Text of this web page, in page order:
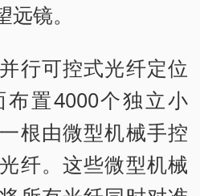
镜。
可控式光纤定位
置4000个独立小
根由微型机械手控
纤。这些微型机械